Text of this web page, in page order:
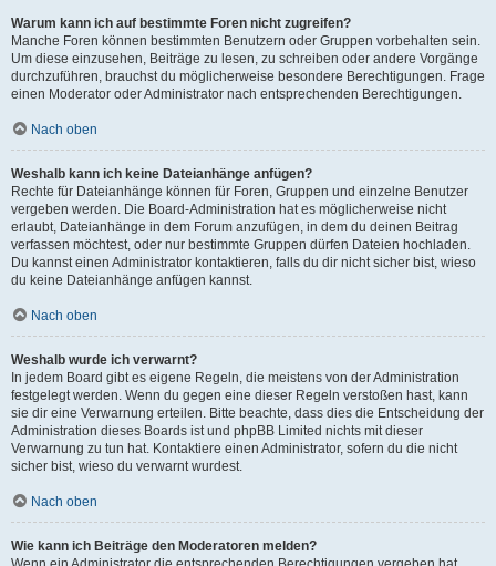
Warum kann ich auf bestimmte Foren nicht zugreifen?
Manche Foren können bestimmten Benutzern oder Gruppen vorbehalten sein.
Um diese einzusehen, Beiträge zu lesen, zu schreiben oder andere Vorgänge
durchzuführen, brauchst du möglicherweise besondere Berechtigungen. Frage
einen Moderator oder Administrator nach entsprechenden Berechtigungen.
Nach oben
Weshalb kann ich keine Dateianhänge anfügen?
Rechte für Dateianhänge können für Foren, Gruppen und einzelne Benutzer
vergeben werden. Die Board-Administration hat es möglicherweise nicht
erlaubt, Dateianhänge in dem Forum anzufügen, in dem du deinen Beitrag
verfassen möchtest, oder nur bestimmte Gruppen dürfen Dateien hochladen.
Du kannst einen Administrator kontaktieren, falls du dir nicht sicher bist, wieso
du keine Dateianhänge anfügen kannst.
Nach oben
Weshalb wurde ich verwarnt?
In jedem Board gibt es eigene Regeln, die meistens von der Administration
festgelegt werden. Wenn du gegen eine dieser Regeln verstoßen hast, kann
sie dir eine Verwarnung erteilen. Bitte beachte, dass dies die Entscheidung der
Administration dieses Boards ist und phpBB Limited nichts mit dieser
Verwarnung zu tun hat. Kontaktiere einen Administrator, sofern du die nicht
sicher bist, wieso du verwarnt wurdest.
Nach oben
Wie kann ich Beiträge den Moderatoren melden?